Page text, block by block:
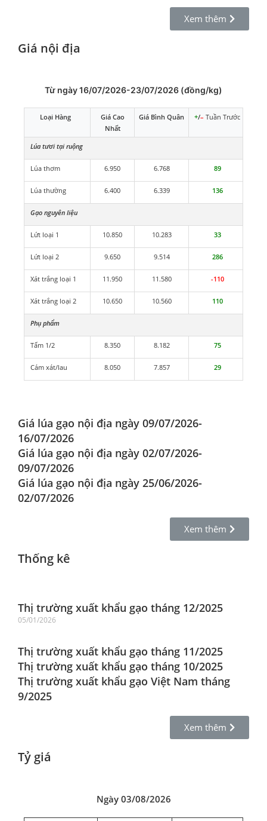
Xem thêm
Giá nội địa
Từ ngày 16/07/2026-23/07/2026 (đồng/kg)
Loại Hàng
Giá Cao
Nhất
Giá Bình Quân +/– Tuần Trước
Lúa tươi tại ruộng
Lúa thơm 6.950 6.768 89
Lúa thường 6.400 6.339 136
Gạo nguyên liệu
Lứt loại 1 10.850 10.283 33
Lứt loại 2 9.650 9.514 286
Xát trắng loại 1 11.950 11.580 -110
Xát trắng loại 2 10.650 10.560 110
Phụ phẩm
Tấm 1/2 8.350 8.182 75
Cám xát/lau 8.050 7.857 29
Giá lúa gạo nội địa ngày 09/07/2026-
16/07/2026
Giá lúa gạo nội địa ngày 02/07/2026-
09/07/2026
Giá lúa gạo nội địa ngày 25/06/2026-
02/07/2026
Xem thêm
Thống kê
Thị trường xuất khẩu gạo tháng 12/2025
05/01/2026
Thị trường xuất khẩu gạo tháng 11/2025
Thị trường xuất khẩu gạo tháng 10/2025
Thị trường xuất khẩu gạo Việt Nam tháng
9/2025
Xem thêm
Tỷ giá
Ngày 03/08/2026